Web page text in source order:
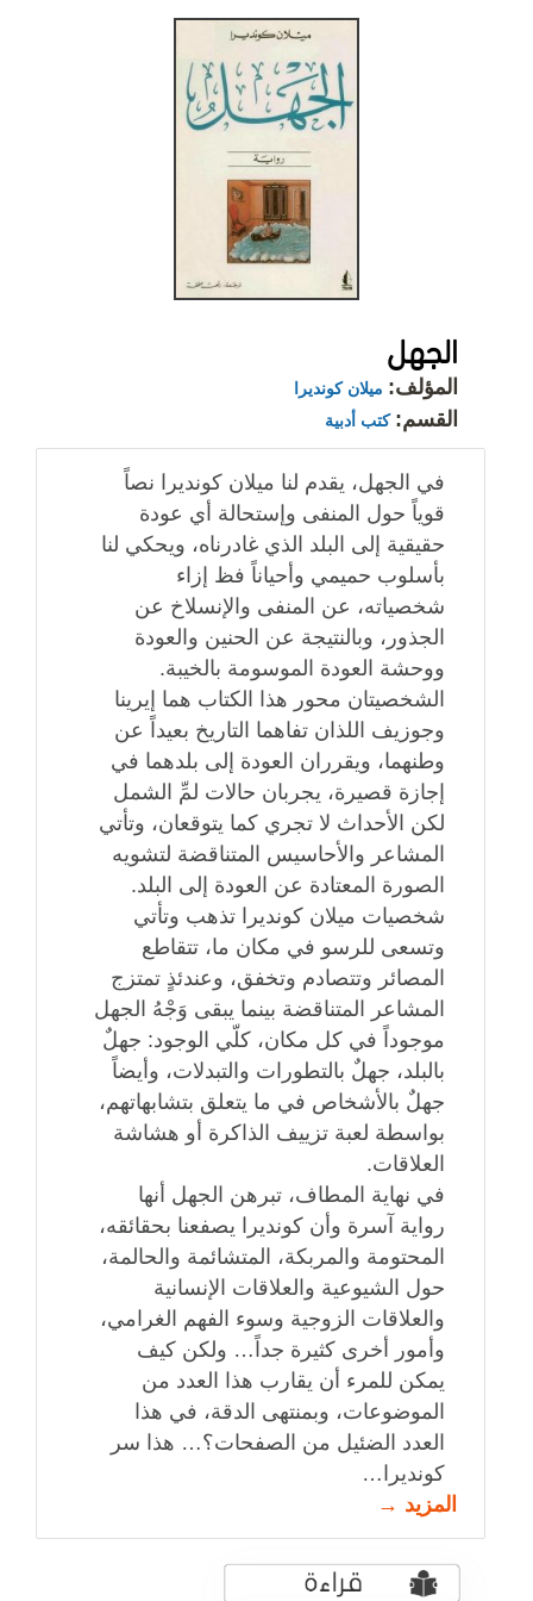
الجهل
المؤلف: ميلان كونديرا
القسم: كتب أدبية
في الجهل، يقدم لنا ميلان كونديرا نصاً
قوياً حول المنفى وإستحالة أي عودة
حقيقية إلى البلد الذي غادرناه، ويحكي لنا
بأسلوب حميمي وأحياناً فظ إزاء
شخصياته، عن المنفى والإنسلاخ عن
الجذور، وبالنتيجة عن الحنين والعودة
ووحشة العودة الموسومة بالخيبة.
الشخصيتان محور هذا الكتاب هما إيرينا
وجوزيف اللذان تفاهما التاريخ بعيداً عن
وطنهما، ويقرران العودة إلى بلدهما في
إجازة قصيرة، يجربان حالات لمِّ الشمل
لكن الأحداث لا تجري كما يتوقعان، وتأتي
المشاعر والأحاسيس المتناقضة لتشويه
الصورة المعتادة عن العودة إلى البلد.
شخصيات ميلان كونديرا تذهب وتأتي
وتسعى للرسو في مكان ما، تتقاطع
المصائر وتتصادم وتخفق، وعندئذٍ تمتزج
المشاعر المتناقضة بينما يبقى وَجْهُ الجهل
موجوداً في كل مكان، كلّي الوجود: جهلٌ
بالبلد، جهلٌ بالتطورات والتبدلات، وأيضاً
جهلٌ بالأشخاص في ما يتعلق بتشابهاتهم،
بواسطة لعبة تزييف الذاكرة أو هشاشة
العلاقات.
في نهاية المطاف، تبرهن الجهل أنها
رواية آسرة وأن كونديرا يصفعنا بحقائقه،
المحتومة والمربكة، المتشائمة والحالمة،
حول الشيوعية والعلاقات الإنسانية
والعلاقات الزوجية وسوء الفهم الغرامي،
وأمور أخرى كثيرة جداً… ولكن كيف
يمكن للمرء أن يقارب هذا العدد من
الموضوعات، وبمنتهى الدقة، في هذا
العدد الضئيل من الصفحات؟… هذا سر
كونديرا…
المزيد →